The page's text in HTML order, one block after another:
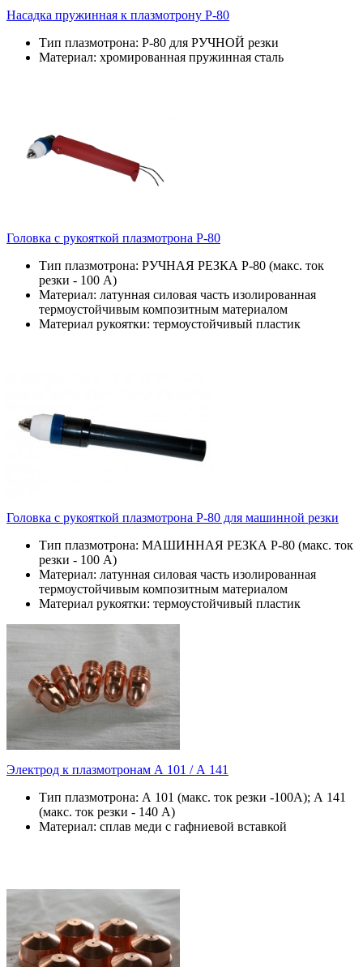
Насадка пружинная к плазмотрону P-80
Тип плазмотрона: P-80 для РУЧНОЙ резки
Материал: хромированная пружинная сталь
Головка с рукояткой плазмотрона P-80
Тип плазмотрона: РУЧНАЯ РЕЗКА P-80 (макс. ток
резки - 100 А)
Материал: латунная силовая часть изолированная
термоустойчивым композитным материалом
Материал рукоятки: термоустойчивый пластик
Головка с рукояткой плазмотрона P-80 для машинной резки
Тип плазмотрона: МАШИННАЯ РЕЗКА P-80 (макс. ток
резки - 100 А)
Материал: латунная силовая часть изолированная
термоустойчивым композитным материалом
Материал рукоятки: термоустойчивый пластик
Электрод к плазмотронам А 101 / А 141
Тип плазмотрона: А 101 (макс. ток резки -100А); А 141
(макс. ток резки - 140 А)
Материал: сплав меди с гафниевой вставкой